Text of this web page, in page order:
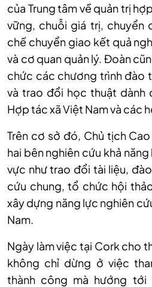
của Trung tâm về quản trị
vững, chuỗi giá trị, chuyển
chế chuyển giao kết quả
và cơ quan quản lý. Đoàn
chức các chương trình đào
và trao đổi học thuật dành
Hợp tác xã Việt Nam và các
Trên cơ sở đó, Chủ tịch Cao
hai bên nghiên cứu khả
vực như trao đổi tài liệu,
cứu chung, tổ chức hội
xây dựng năng lực nghiên
Nam.
Ngày làm việc tại Cork cho
không chỉ dừng ở việc
thành công mà hướng tới